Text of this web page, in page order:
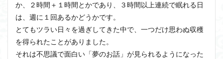
か、２時間＋１時間とかであり、３時間以上連続で眠れる日
は、週に１回あるかどうかです。
とてもツラい日々を過ぎしてきた中で、一つだけ思わぬ収穫
を得られたことがありました。
それは不思議で面白い「夢のお話」が見られるようになった